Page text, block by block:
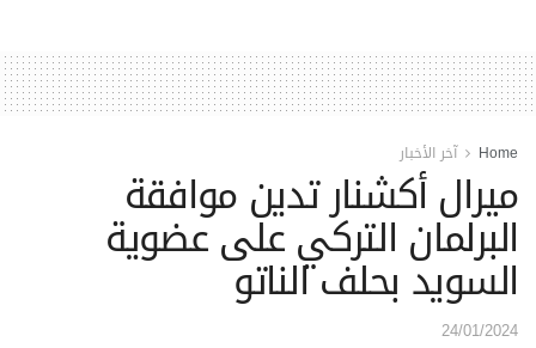
Home آخر الأخبار
ميرال أكشنار تدين موافقة
البرلمان التركي على عضوية
السويد بحلف الناتو
24/01/2024